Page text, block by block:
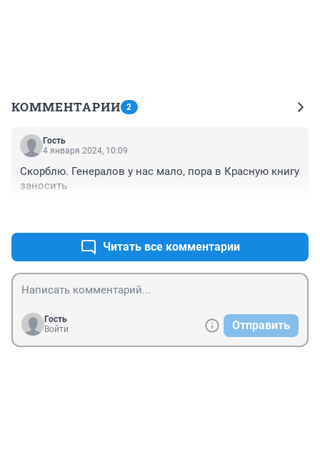
КОММЕНТАРИИ 2
Гость
4 января 2024, 10:09
Скорблю. Генералов у нас мало, пора в Красную книгу
заносить
Читать все комментарии
Гость
Войти
Отправить